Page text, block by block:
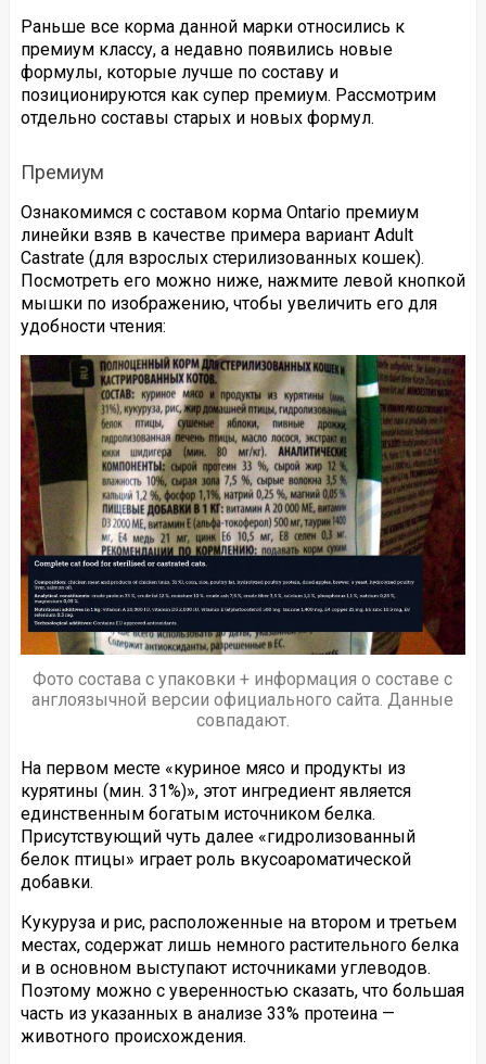
Раньше все корма данной марки относились к
премиум классу, а недавно появились новые
формулы, которые лучше по составу и
позиционируются как супер премиум. Рассмотрим
отдельно составы старых и новых формул.
Премиум
Ознакомимся с составом корма Ontario премиум
линейки взяв в качестве примера вариант Adult
Castrate (для взрослых стерилизованных кошек).
Посмотреть его можно ниже, нажмите левой кнопкой
мышки по изображению, чтобы увеличить его для
удобности чтения:
Фото состава с упаковки + информация о составе с
англоязычной версии официального сайта. Данные
совпадают.
На первом месте «куриное мясо и продукты из
курятины (мин. 31%)», этот ингредиент является
единственным богатым источником белка.
Присутствующий чуть далее «гидролизованный
белок птицы» играет роль вкусоароматической
добавки.
Кукуруза и рис, расположенные на втором и третьем
местах, содержат лишь немного растительного белка
и в основном выступают источниками углеводов.
Поэтому можно с уверенностью сказать, что большая
часть из указанных в анализе 33% протеина —
животного происхождения.